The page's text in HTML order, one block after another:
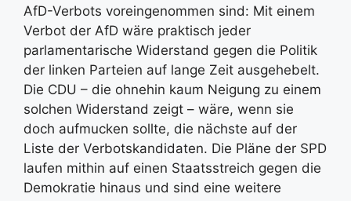
AfD-Verbots voreingenommen sind: Mit einem
Verbot der AfD wäre praktisch jeder
parlamentarische Widerstand gegen die Politik
der linken Parteien auf lange Zeit ausgehebelt.
Die CDU – die ohnehin kaum Neigung zu einem
solchen Widerstand zeigt – wäre, wenn sie
doch aufmucken sollte, die nächste auf der
Liste der Verbotskandidaten. Die Pläne der SPD
laufen mithin auf einen Staatsstreich gegen die
Demokratie hinaus und sind eine weitere